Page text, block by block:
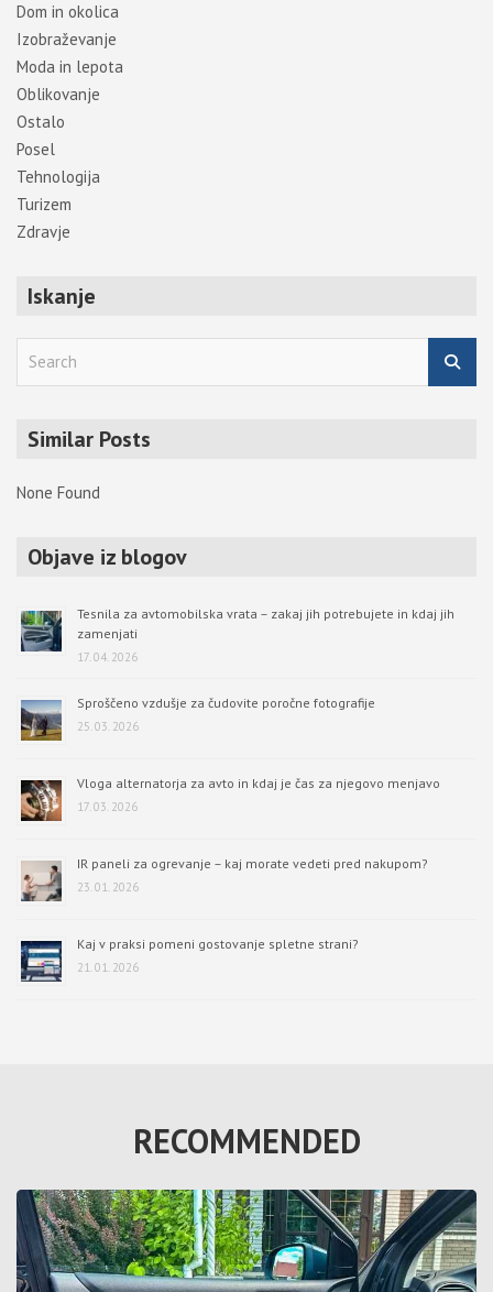
Dom in okolica
Izobraževanje
Moda in lepota
Oblikovanje
Ostalo
Posel
Tehnologija
Turizem
Zdravje
Iskanje
Similar Posts
None Found
Objave iz blogov
Tesnila za avtomobilska vrata – zakaj jih potrebujete in kdaj jih
zamenjati
17. 04. 2026
Sproščeno vzdušje za čudovite poročne fotografije
25. 03. 2026
Vloga alternatorja za avto in kdaj je čas za njegovo menjavo
17. 03. 2026
IR paneli za ogrevanje – kaj morate vedeti pred nakupom?
23. 01. 2026
Kaj v praksi pomeni gostovanje spletne strani?
21. 01. 2026
RECOMMENDED